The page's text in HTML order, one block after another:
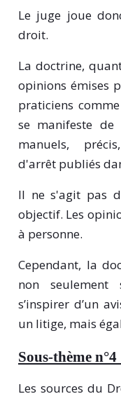
Le juge joue
droit.
La doctrine,
opinions émises
praticiens
se manifeste de
manuels,
d'arrêt publiés
Il ne s'agit pas
objectif. Les
à personne.
Cependant, la
non
s’inspirer d’un
un litige, mais
Sous-thème
Les sources du